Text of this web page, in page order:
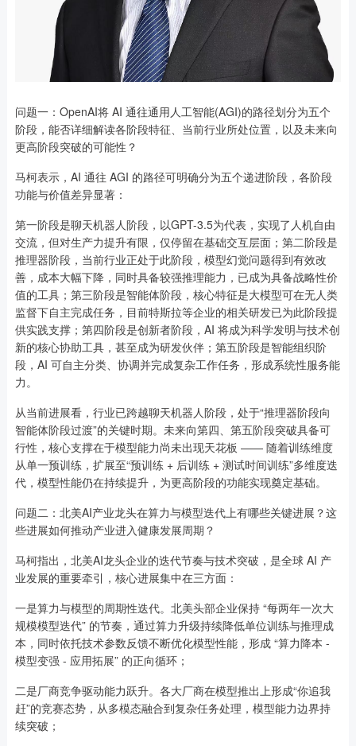
问题一：OpenAI将 AI 通往通用人工智能(AGI)的路径划分为五个
阶段，能否详细解读各阶段特征、当前行业所处位置，以及未来向
更高阶段突破的可能性？
马柯表示，AI 通往 AGI 的路径可明确分为五个递进阶段，各阶段
功能与价值差异显著：
第一阶段是聊天机器人阶段，以GPT-3.5为代表，实现了人机自由
交流，但对生产力提升有限，仅停留在基础交互层面；第二阶段是
推理器阶段，当前行业正处于此阶段，模型幻觉问题得到有效改
善，成本大幅下降，同时具备较强推理能力，已成为具备战略性价
值的工具；第三阶段是智能体阶段，核心特征是大模型可在无人类
监督下自主完成任务，目前特斯拉等企业的相关研发已为此阶段提
供实践支撑；第四阶段是创新者阶段，AI 将成为科学发明与技术创
新的核心协助工具，甚至成为研发伙伴；第五阶段是智能组织阶
段，AI 可自主分类、协调并完成复杂工作任务，形成系统性服务能
力。
从当前进展看，行业已跨越聊天机器人阶段，处于“推理器阶段向
智能体阶段过渡”的关键时期。未来向第四、第五阶段突破具备可
行性，核心支撑在于模型能力尚未出现天花板 —— 随着训练维度
从单一预训练，扩展至“预训练 + 后训练 + 测试时间训练”多维度迭
代，模型性能仍在持续提升，为更高阶段的功能实现奠定基础。
问题二：北美AI产业龙头在算力与模型迭代上有哪些关键进展？这
些进展如何推动产业进入健康发展周期？
马柯指出，北美AI龙头企业的迭代节奏与技术突破，是全球 AI 产
业发展的重要牵引，核心进展集中在三方面：
一是算力与模型的周期性迭代。北美头部企业保持 “每两年一次大
规模模型迭代” 的节奏，通过算力升级持续降低单位训练与推理成
本，同时依托技术参数反馈不断优化模型性能，形成 “算力降本 -
模型变强 - 应用拓展” 的正向循环；
二是厂商竞争驱动能力跃升。各大厂商在模型推出上形成“你追我
赶”的竞赛态势，从多模态融合到复杂任务处理，模型能力边界持
续突破；